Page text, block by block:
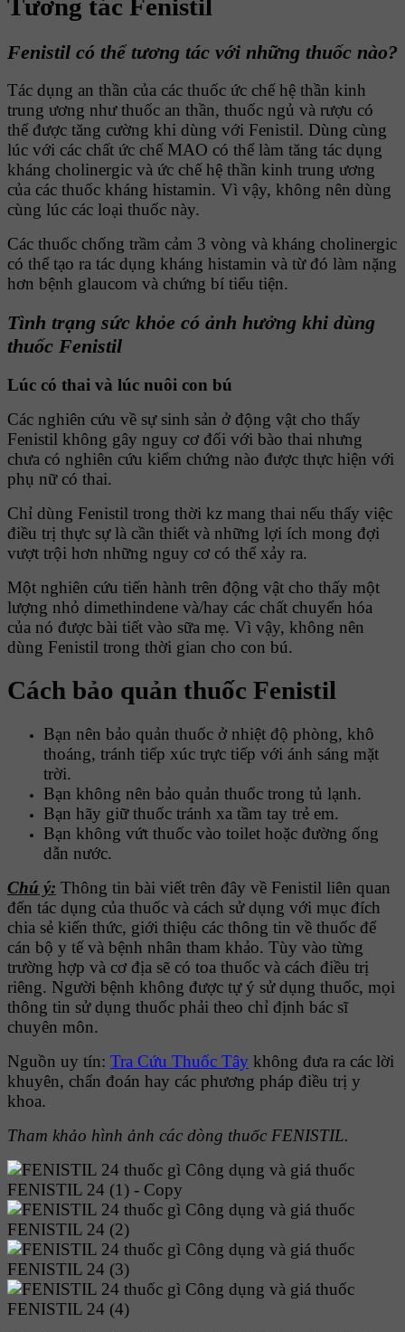
Tương tác Fenistil
Fenistil có thể tương tác với những thuốc nào?
Tác dụng an thần của các thuốc ức chế hệ thần kinh
trung ương như thuốc an thần, thuốc ngủ và rượu có
thể được tăng cường khi dùng với Fenistil. Dùng cùng
lúc với các chất ức chế MAO có thể làm tăng tác dụng
kháng cholinergic và ức chế hệ thần kinh trung ương
của các thuốc kháng histamin. Vì vậy, không nên dùng
cùng lúc các loại thuốc này.
Các thuốc chống trầm cảm 3 vòng và kháng cholinergic
có thể tạo ra tác dụng kháng histamin và từ đó làm nặng
hơn bệnh glaucom và chứng bí tiểu tiện.
Tình trạng sức khỏe có ảnh hưởng khi dùng
thuốc Fenistil
Lúc có thai và lúc nuôi con bú
Các nghiên cứu về sự sinh sản ở động vật cho thấy
Fenistil không gây nguy cơ đối với bào thai nhưng
chưa có nghiên cứu kiểm chứng nào được thực hiện với
phụ nữ có thai.
Chỉ dùng Fenistil trong thời kz mang thai nếu thấy việc
điều trị thực sự là cần thiết và những lợi ích mong đợi
vượt trội hơn những nguy cơ có thể xảy ra.
Một nghiên cứu tiến hành trên động vật cho thấy một
lượng nhỏ dimethindene và/hay các chất chuyển hóa
của nó được bài tiết vào sữa mẹ. Vì vậy, không nên
dùng Fenistil trong thời gian cho con bú.
Cách bảo quản thuốc Fenistil
Bạn nên bảo quản thuốc ở nhiệt độ phòng, khô
thoáng, tránh tiếp xúc trực tiếp với ánh sáng mặt
trời.
Bạn không nên bảo quản thuốc trong tủ lạnh.
Bạn hãy giữ thuốc tránh xa tầm tay trẻ em.
Bạn không vứt thuốc vào toilet hoặc đường ống
dẫn nước.
Chú ý: Thông tin bài viết trên đây về Fenistil liên quan
đến tác dụng của thuốc và cách sử dụng với mục đích
chia sẻ kiến thức, giới thiệu các thông tin về thuốc để
cán bộ y tế và bệnh nhân tham khảo. Tùy vào từng
trường hợp và cơ địa sẽ có toa thuốc và cách điều trị
riêng. Người bệnh không được tự ý sử dụng thuốc, mọi
thông tin sử dụng thuốc phải theo chỉ định bác sĩ
chuyên môn.
Nguồn uy tín: Tra Cứu Thuốc Tây không đưa ra các lời
khuyên, chẩn đoán hay các phương pháp điều trị y
khoa.
Tham khảo hình ảnh các dòng thuốc FENISTIL.